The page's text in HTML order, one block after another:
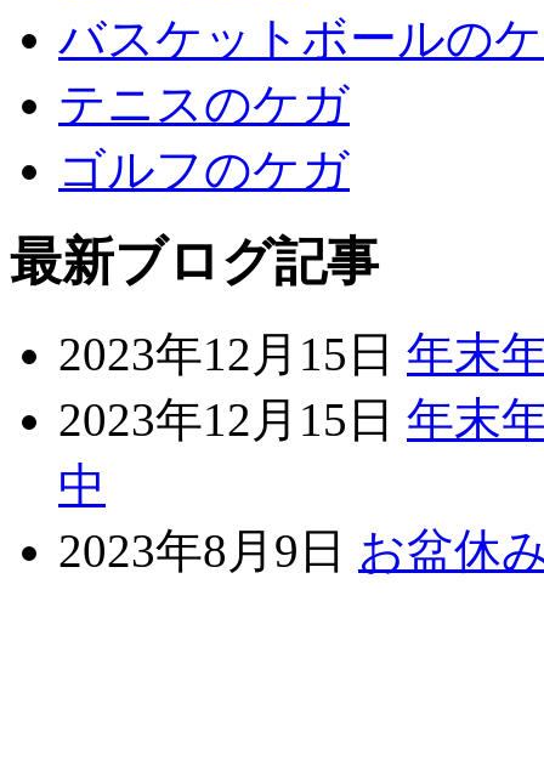
バスケットボールの
テニスのケガ
ゴルフのケガ
最新ブログ記事
2023年12月15日 年末
2023年12月15日 年末
中
2023年8月9日 お盆休